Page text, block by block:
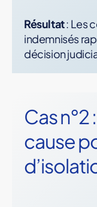
Résultat: Les
indemnisés
décision
Cas n°2
cause